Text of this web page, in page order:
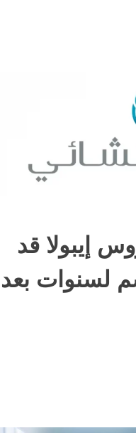
إيبولا قد
لسنوات بعد